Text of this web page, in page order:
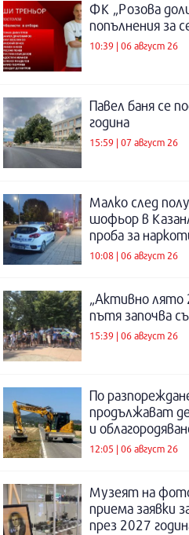
ФК „Розова
попълнения за
10:39 | 06 август 26
Павел баня се
година
15:59 | 07 август 26
Малко след
шофьор в
проба за
10:08 | 06 август 26
„Активно лято
пътя започва
15:39 | 06 август 26
По
продължават
и
12:05 | 06 август 26
Музеят на
приема заявки
през 2027